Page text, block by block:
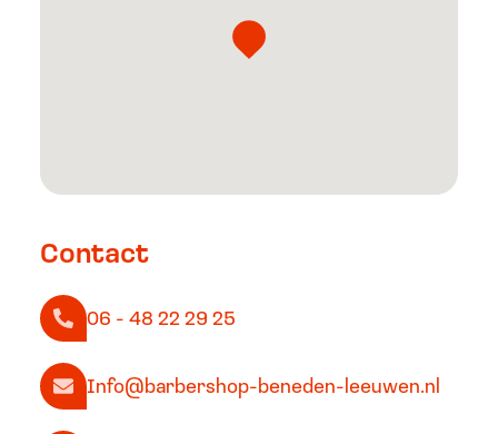
Contact
06 - 48 22 29 25
Info@barbershop-beneden-leeuwen.nl